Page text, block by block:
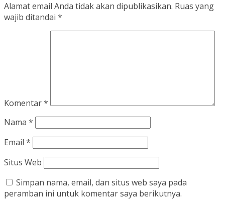
Alamat email Anda tidak akan dipublikasikan. Ruas yang
wajib ditandai *
Komentar*
Nama *
Email *
Situs Web
Simpan nama, email, dan situs web saya pada
peramban ini untuk komentar saya berikutnya.